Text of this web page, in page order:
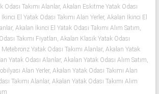
Takımı Alanlar, Akalan Eskitme Yatak Odası
El Yatak Odası Takımı Alan Yerler, Akalan İkinci El
, Akalan İkinci El Yatak Odası Takımı Alım Satım
Takımı Fiyatları Akalan Klasik Yatak Odası
Yatak Odası Takımı Alanlar, Akalan Yatak
Yatak Odası Alanlar, Akalan Yatak Odası Alım Satım
Alan Yerler, Akalan Yatak Odası Takımı Alan
Takımı Alanlar, Akalan Yatak Odası Takımı Alım